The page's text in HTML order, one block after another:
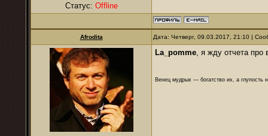
Статус: Offline
Afrodita Дата: Четверг, 09.03.2017, 21:10 |
La_pomme, я жду отчета про
Венец мудрых — богатство их, а глупость